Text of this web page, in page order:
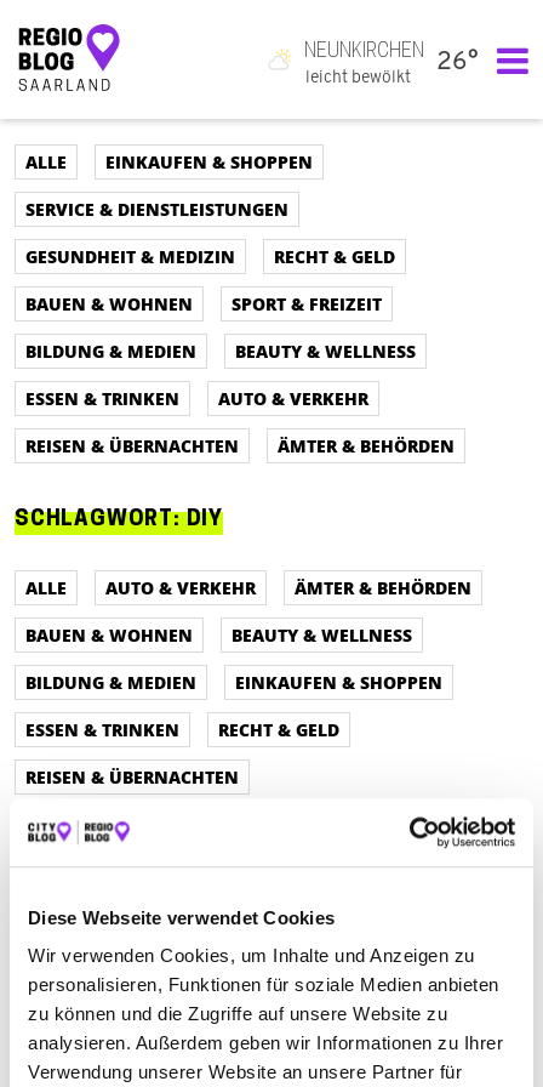
Diese Webseite verwendet Cookies
Wir verwenden Cookies, um Inhalte und Anzeigen zu
personalisieren, Funktionen für soziale Medien anbieten
zu können und die Zugriffe auf unsere Website zu
analysieren. Außerdem geben wir Informationen zu Ihrer
Verwendung unserer Website an unsere Partner für
Hauptnavigation
NEUNKIRCHEN
leicht bewölkt
26°
ALLE
EINKAUFEN & SHOPPEN
SERVICE & DIENSTLEISTUNGEN
GESUNDHEIT & MEDIZIN
RECHT & GELD
BAUEN & WOHNEN
SPORT & FREIZEIT
BILDUNG & MEDIEN
BEAUTY & WELLNESS
ESSEN & TRINKEN
AUTO & VERKEHR
REISEN & ÜBERNACHTEN
ÄMTER & BEHÖRDEN
SCHLAGWORT:DIY
ALLE AUTO & VERKEHR
ÄMTER & BEHÖRDEN
BAUEN & WOHNEN
BEAUTY & WELLNESS
BILDUNG & MEDIEN
EINKAUFEN & SHOPPEN
ESSEN & TRINKEN
RECHT & GELD
REISEN & ÜBERNACHTEN
SERVICE & DIENSTLEISTUNGEN
SPORT & FREIZEIT